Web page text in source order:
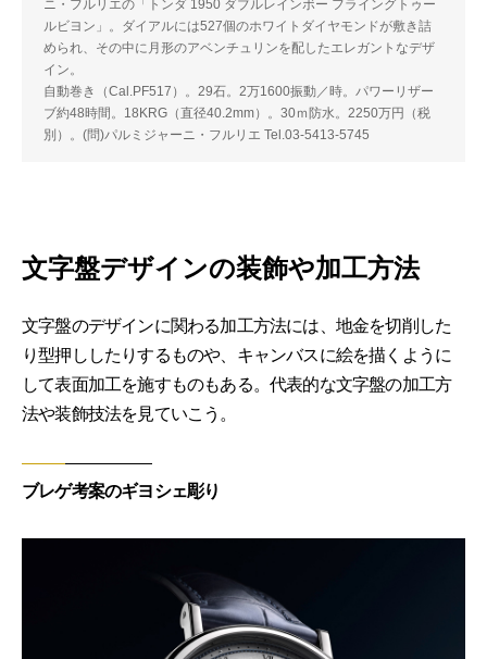
ニ・フルリエの「トンダ 1950 ダブルレインボー フライングトゥー
ルビヨン」。ダイアルには527個のホワイトダイヤモンドが敷き詰
められ、その中に月形のアベンチュリンを配したエレガントなデザ
イン。
自動巻き（Cal.PF517）。29石。2万1600振動／時。パワーリザー
ブ約48時間。18KRG（直径40.2mm）。30ｍ防水。2250万円（税
別）。(問)パルミジャーニ・フルリエ Tel.03-5413-5745
文字盤デザインの装飾や加工方法
文字盤のデザインに関わる加工方法には、地金を切削した
り型押ししたりするものや、キャンバスに絵を描くように
して表面加工を施すものもある。代表的な文字盤の加工方
法や装飾技法を見ていこう。
ブレゲ考案のギヨシェ彫り